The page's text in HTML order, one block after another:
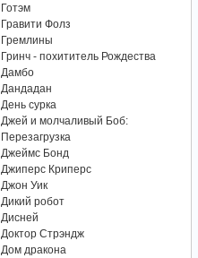
Готэм
Гравити Фолз
Гремлины
Гринч - похититель Рождества
Дамбо
Дандадан
День сурка
Джей и молчаливый Боб:
Перезагрузка
Джеймс Бонд
Джиперс Криперс
Джон Уик
Дикий робот
Дисней
Доктор Стрэндж
Дом дракона